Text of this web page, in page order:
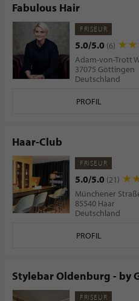
Fabulous Hair
FRISEUR
5.0/5.0 (6)
Adam-von-Trott
37075 Göttingen
Deutschland
PROFIL
Haar-Club
FRISEUR
5.0/5.0 (21)
Münchener
85540 Haar
Deutschland
PROFIL
Stylebar Oldenburg - by
FRISEUR